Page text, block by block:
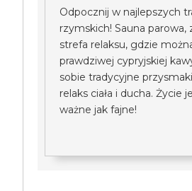
Odpocznij w najlepszych
rzymskich! Sauna parowa,
strefa relaksu, gdzie
prawdziwej cypryjskiej
sobie tradycyjne
relaks ciała i ducha. Życie
ważne jak fajne!